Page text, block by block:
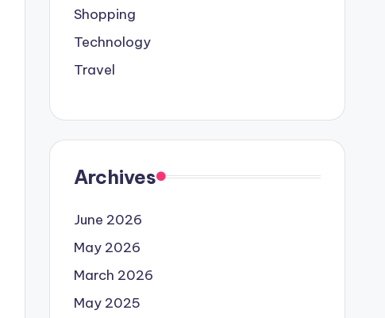
Shopping
Technology
Travel
Archives
June 2026
May 2026
March 2026
May 2025